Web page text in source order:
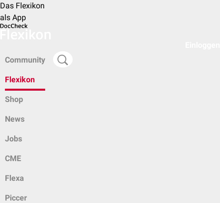
Das Flexikon
als App
Community
Flexikon
Shop
News
Jobs
CME
Flexa
Piccer